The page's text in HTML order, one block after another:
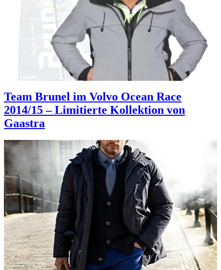
Team Brunel im Volvo Ocean Race
2014/15 – Limitierte Kollektion von
Gaastra